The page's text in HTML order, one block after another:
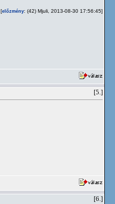
[előzmény: (42) Mjuli, 2013-08-30 17:56:45]
[5.]
[6.]